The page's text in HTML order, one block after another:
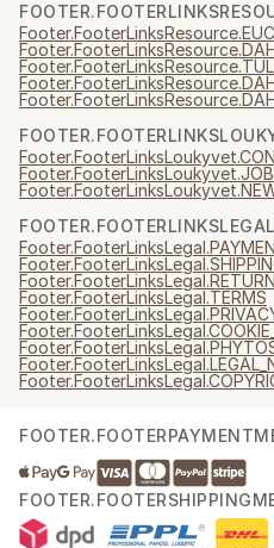
Footer.FooterLinksLegal.TERMS